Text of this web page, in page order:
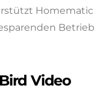
Homematic
Betrieb
Video